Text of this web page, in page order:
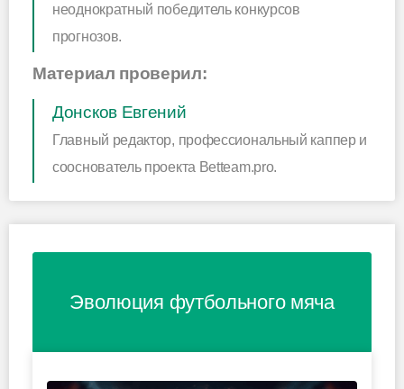
неоднократный победитель конкурсов
прогнозов.
Материал проверил:
Донсков Евгений
Главный редактор, профессиональный каппер и
сооснователь проекта Betteam.pro.
Эволюция футбольного мяча